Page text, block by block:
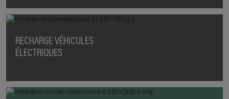
RECHARGE VÉHICULES
ÉLECTRIQUES